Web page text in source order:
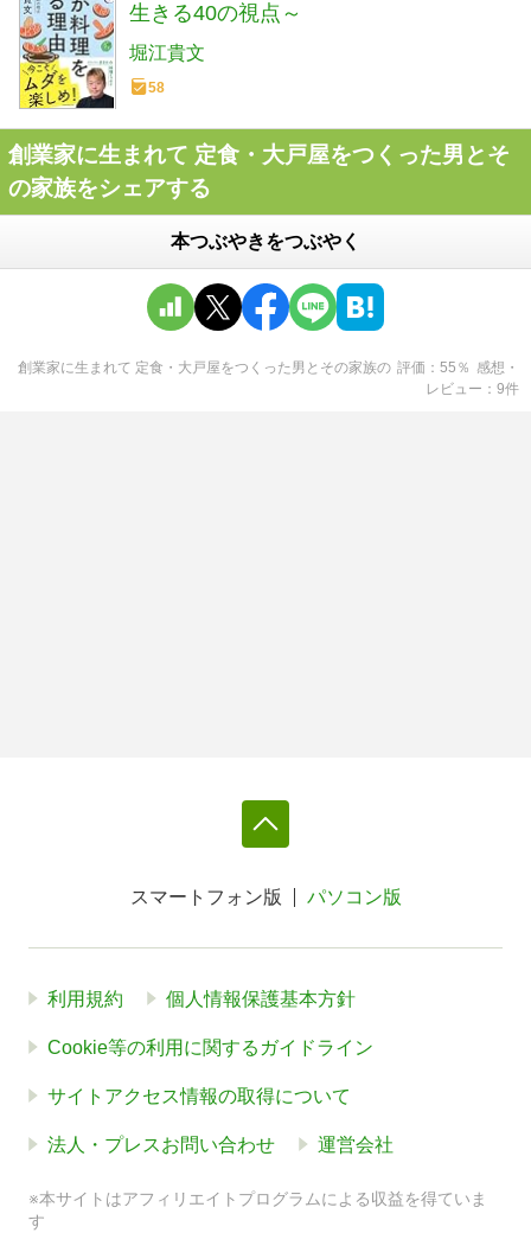
生きる40の視点～
堀江貴文
58
創業家に生まれて 定食・大戸屋をつくった男とそ
の家族をシェアする
本つぶやきをつぶやく
創業家に生まれて 定食・大戸屋をつくった男とその家族の 評価 55 ％ 感想・
レビュー
9件
スマートフォン版 パソコン版
利用規約 個人情報保護基本方針
Cookie等の利用に関するガイドライン
サイトアクセス情報の取得について
法人・プレスお問い合わせ 運営会社
※本サイトはアフィリエイトプログラムによる収益を得ていま
す